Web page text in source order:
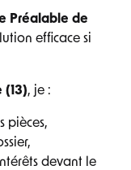
Préalable de
efficace si
(13), je :
pièces,
devant le